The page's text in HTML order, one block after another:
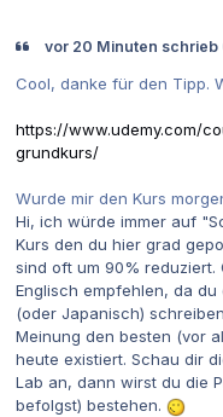
vor 20 Minuten schrieb
Cool, danke für den Tipp.
https://www.udemy.com/
grundkurs/
Wurde mir den Kurs
Hi, ich würde immer auf
Kurs den du hier grad
sind oft um 90%
Englisch empfehlen, da
(oder Japanisch)
Meinung den besten (vor
heute existiert. Schau dir
Lab an, dann wirst du die
befolgst) bestehen.